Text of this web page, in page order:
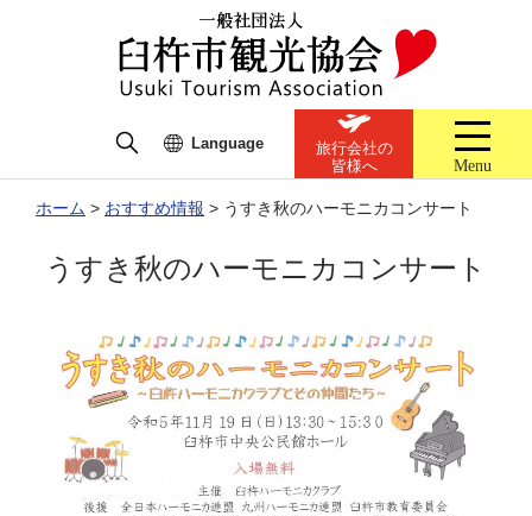
Language
旅行会社の
皆様へ
Menu
ホーム > おすすめ情報 > うすき秋のハーモニカコンサート
うすき秋のハーモニカコンサート